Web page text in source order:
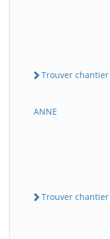
Trouver chantier
ANNE
Trouver chantier